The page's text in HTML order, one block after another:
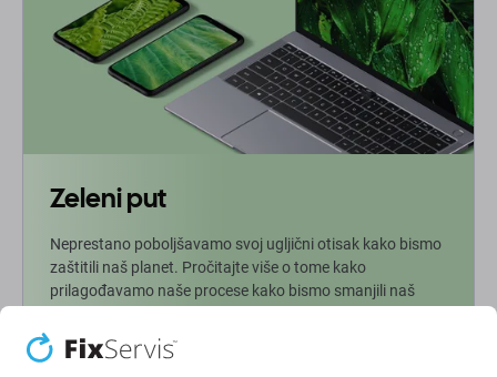
Zeleni put
Neprestano poboljšavamo svoj ugljični otisak kako bismo
zaštitili naš planet. Pročitajte više o tome kako
prilagođavamo naše procese kako bismo smanjili naš
Više info